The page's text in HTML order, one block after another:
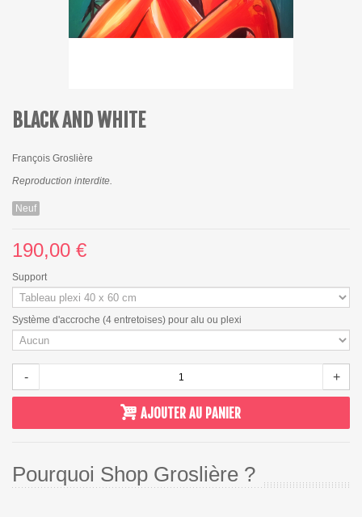
BLACK AND WHITE
François Groslière
Reproduction interdite.
Neuf
190,00 €
Support
Système d'accroche (4 entretoises) pour alu ou plexi
- +
AJOUTER AU PANIER
Pourquoi Shop Groslière ?